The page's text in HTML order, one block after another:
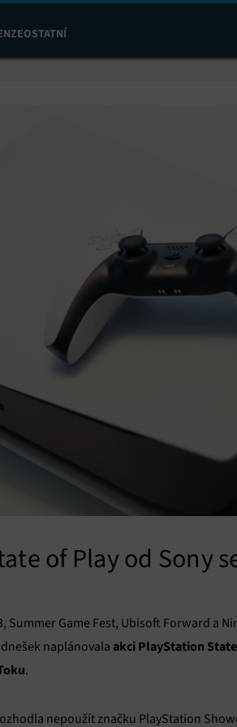
OSTATNÍ
of Play od Sony
Summer Game Fest, Ubisoft Forward a
naplánovala akci PlayStation
.
nepoužít značku PlayStation